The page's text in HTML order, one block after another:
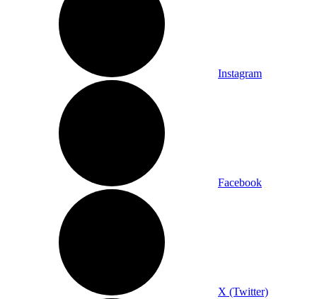
Instagram
Facebook
X (Twitter)